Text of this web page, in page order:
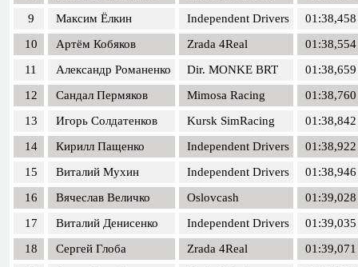
9
Максим Ёлкин Independent Drivers
01:38,458
10
Артём Кобяков Zrada 4Real
01:38,554
11
Александр Романенко Dir. MONKE BRT
01:38,659
12
Сандал Пермяков Mimosa Racing
01:38,760
13
Игорь Солдатенков Kursk SimRacing
01:38,842
14
Кирилл Пащенко Independent Drivers
01:38,922
15
Виталий Мухин Independent Drivers
01:38,946
16
Вячеслав Величко Oslovcash
01:39,028
17
Виталий Денисенко Independent Drivers
01:39,035
18
Сергей Глоба Zrada 4Real
01:39,071